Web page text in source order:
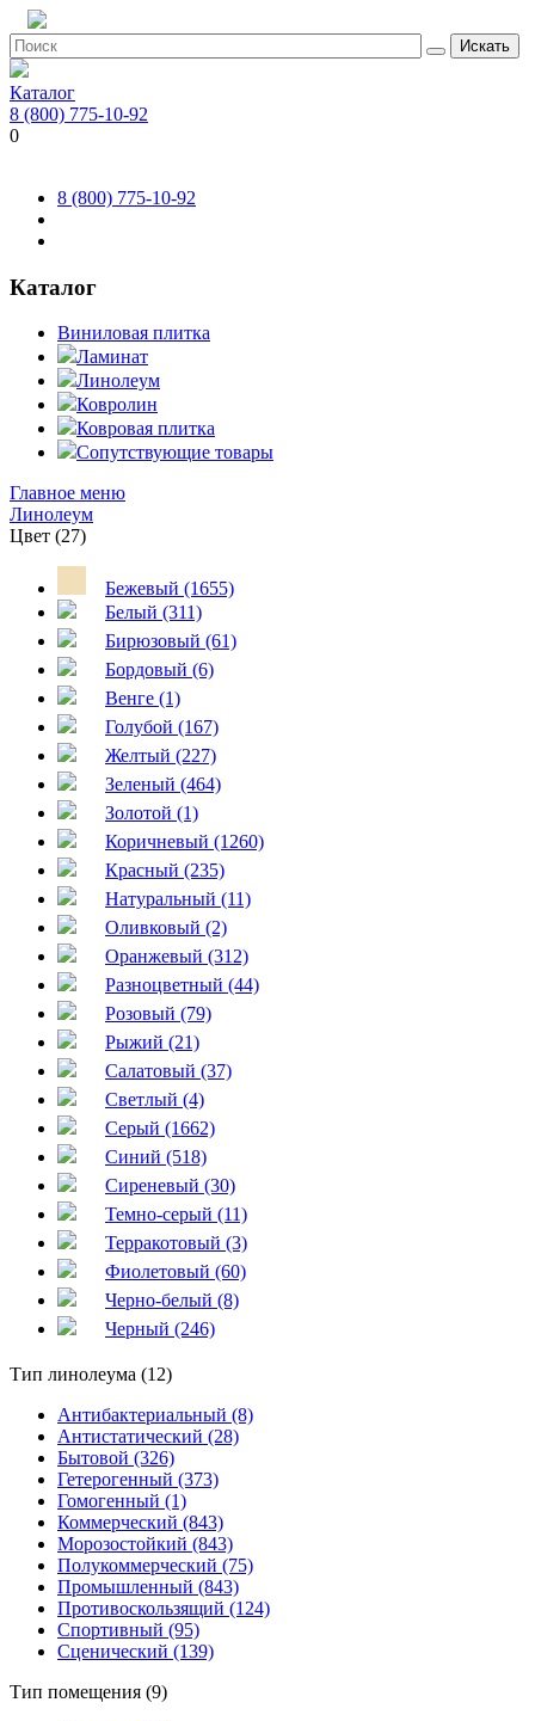
Искать
Каталог
8 (800) 775-10-92
0
8 (800) 775-10-92
Каталог
Виниловая плитка
Ламинат
Линолеум
Ковролин
Ковровая плитка
Сопутствующие товары
Главное меню
Линолеум
Цвет (27)
Бежевый (1655)
Белый (311)
Бирюзовый (61)
Бордовый (6)
Венге (1)
Голубой (167)
Желтый (227)
Зеленый (464)
Золотой (1)
Коричневый (1260)
Красный (235)
Натуральный (11)
Оливковый (2)
Оранжевый (312)
Разноцветный (44)
Розовый (79)
Рыжий (21)
Салатовый (37)
Светлый (4)
Серый (1662)
Синий (518)
Сиреневый (30)
Темно-серый (11)
Терракотовый (3)
Фиолетовый (60)
Черно-белый (8)
Черный (246)
Тип линолеума (12)
Антибактериальный (8)
Антистатический (28)
Бытовой (326)
Гетерогенный (373)
Гомогенный (1)
Коммерческий (843)
Морозостойкий (843)
Полукоммерческий (75)
Промышленный (843)
Противоскользящий (124)
Спортивный (95)
Сценический (139)
Тип помещения (9)